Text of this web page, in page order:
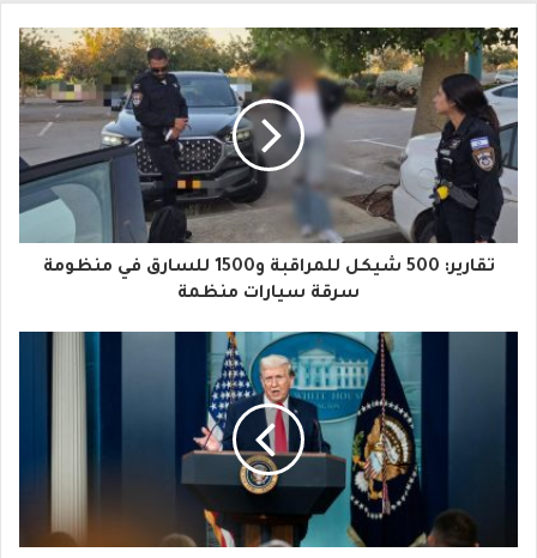
ب
ر
ي
د
ك
ا
إ
تقارير: 500 شيكل للمراقبة و1500 للسارق في منظومة
سرقة سيارات منظمة